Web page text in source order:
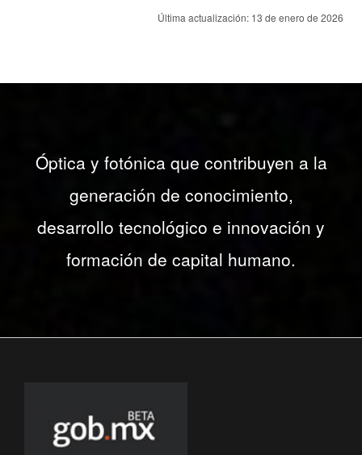
Última actualización: 13 de enero de 2026
Óptica y fotónica que contribuyen a la
generación de conocimiento,
desarrollo tecnológico e innovación y
formación de capital humano.